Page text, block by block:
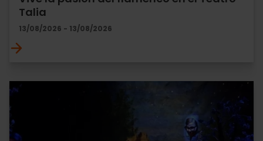
Talia
13/08/2026 - 13/08/2026